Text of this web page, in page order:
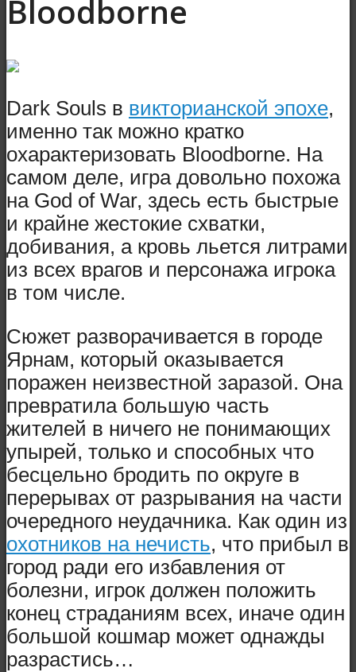
Bloodborne
Dark Souls в викторианской эпохе,
именно так можно кратко
охарактеризовать Bloodborne. На
самом деле, игра довольно похожа
на God of War, здесь есть быстрые
и крайне жестокие схватки,
добивания, а кровь льется литрами
из всех врагов и персонажа игрока
в том числе.
Сюжет разворачивается в городе
Ярнам, который оказывается
поражен неизвестной заразой. Она
превратила большую часть
жителей в ничего не понимающих
упырей, только и способных что
бесцельно бродить по округе в
перерывах от разрывания на части
очередного неудачника. Как один из
охотников на нечисть, что прибыл в
город ради его избавления от
болезни, игрок должен положить
конец страданиям всех, иначе один
большой кошмар может однажды
разрастись…